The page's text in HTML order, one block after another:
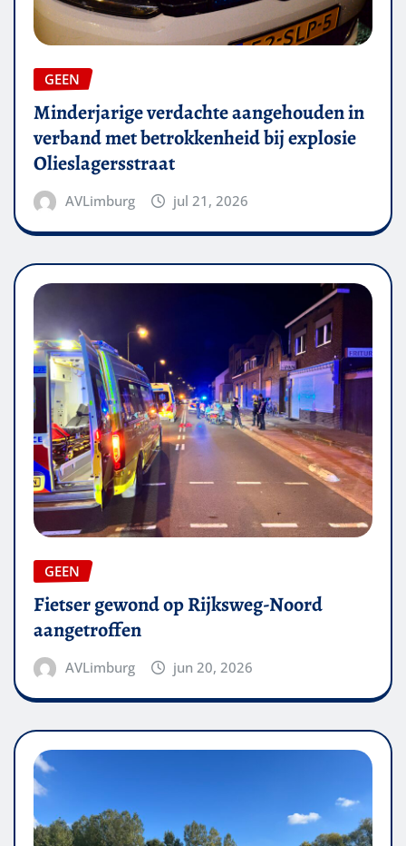
GEEN
Minderjarige verdachte aangehouden in
verband met betrokkenheid bij explosie
Olieslagersstraat
AVLimburg jul 21, 2026
GEEN
Fietser gewond op Rijksweg-Noord
aangetroffen
AVLimburg jun 20, 2026